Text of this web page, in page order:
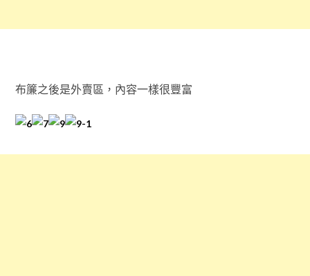
布簾之後是外賣區，內容一樣很豐富